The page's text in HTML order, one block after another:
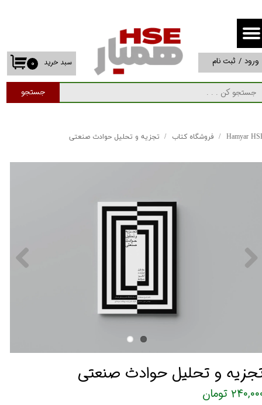
جستجو
۰ سبد خرید ورود / ثبت نام
حساب کاربری من
تغییر گذر واژه
سفارشات
Hamyar فروشگاه کتاب تجزیه و تحلیل حوادث صنعتی
و تحلیل حوادث صنعتی
تومان